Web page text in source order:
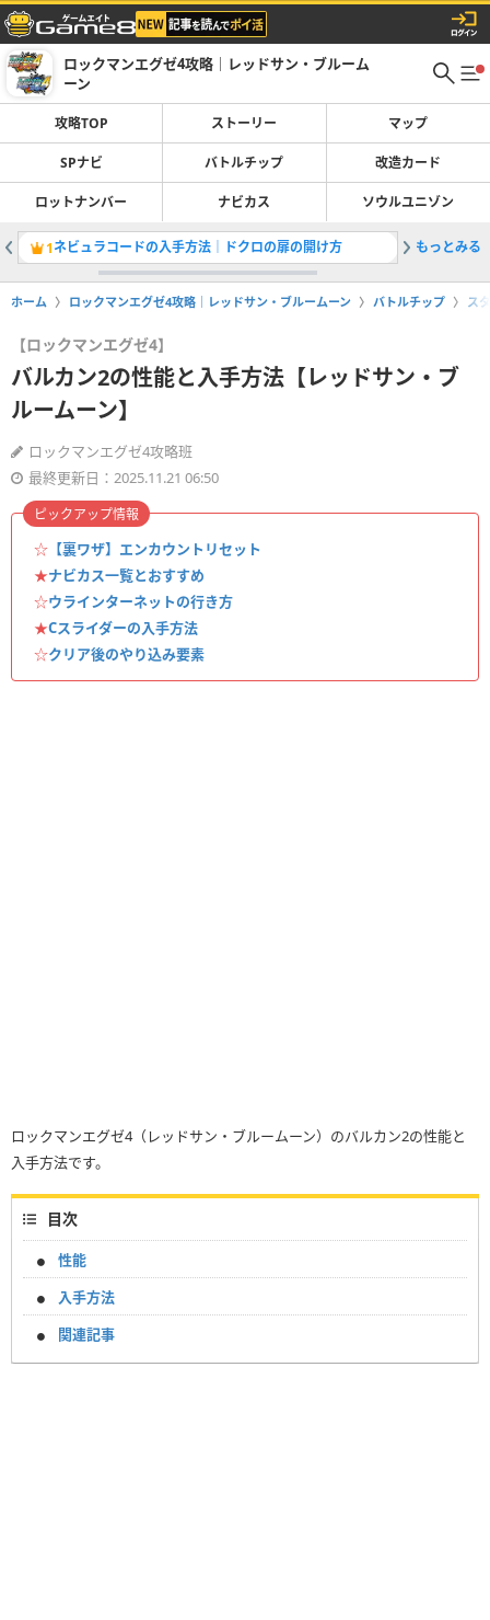
ロックマンエグゼ4攻略｜レッドサン・ブルーム
ーン
攻略TOP ストーリー マップ
SPナビ バトルチップ 改造カード
ロットナンバー ナビカス ソウルユニゾン
1ネビュラコードの入手方法｜ドクロの扉の開け方 2周回時
もっとみる
ホーム ロックマンエグゼ4攻略｜レッドサン・ブルームーン バトルチップ ス
【ロックマンエグゼ4】
バルカン2の性能と入手方法【レッドサン・ブ
ルームーン】
ロックマンエグゼ4攻略班
最終更新日：2025.11.21 06:50
☆ 【裏ワザ】エンカウントリセット
★ナビカス一覧とおすすめ
☆ウラインターネットの行き方
★Cスライダーの入手方法
☆クリア後のやり込み要素
ピックアップ情報
ロックマンエグゼ4（レッドサン・ブルームーン）のバルカン2の性能と
入手方法です。
目次
性能
入手方法
関連記事